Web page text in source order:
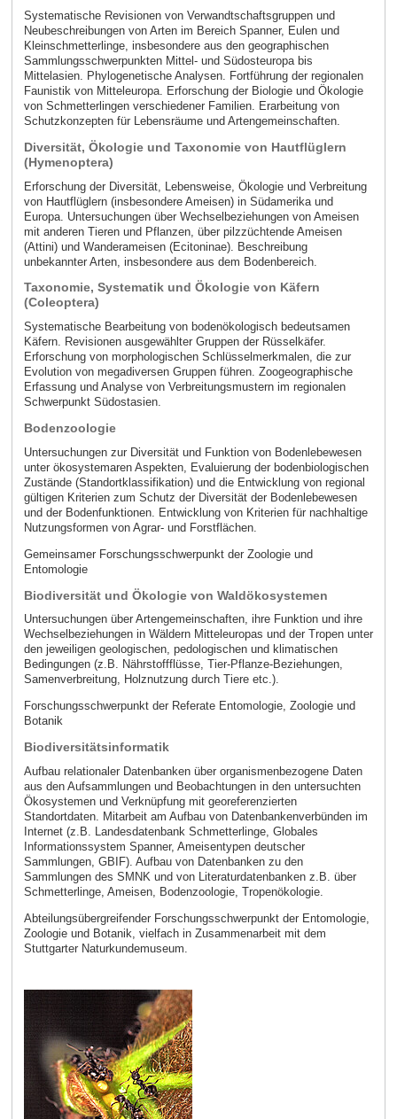
Systematische Revisionen von Verwandtschaftsgruppen und
Neubeschreibungen von Arten im Bereich Spanner, Eulen und
Kleinschmetterlinge, insbesondere aus den geographischen
Sammlungsschwerpunkten Mittel- und Südosteuropa bis
Mittelasien. Phylogenetische Analysen. Fortführung der regionalen
Faunistik von Mitteleuropa. Erforschung der Biologie und Ökologie
von Schmetterlingen verschiedener Familien. Erarbeitung von
Schutzkonzepten für Lebensräume und Artengemeinschaften.
Diversität, Ökologie und Taxonomie von Hautflüglern
(Hymenoptera)
Erforschung der Diversität, Lebensweise, Ökologie und Verbreitung
von Hautflüglern (insbesondere Ameisen) in Südamerika und
Europa. Untersuchungen über Wechselbeziehungen von Ameisen
mit anderen Tieren und Pflanzen, über pilzzüchtende Ameisen
(Attini) und Wanderameisen (Ecitoninae). Beschreibung
unbekannter Arten, insbesondere aus dem Bodenbereich.
Taxonomie, Systematik und Ökologie von Käfern
(Coleoptera)
Systematische Bearbeitung von bodenökologisch bedeutsamen
Käfern. Revisionen ausgewählter Gruppen der Rüsselkäfer.
Erforschung von morphologischen Schlüsselmerkmalen, die zur
Evolution von megadiversen Gruppen führen. Zoogeographische
Erfassung und Analyse von Verbreitungsmustern im regionalen
Schwerpunkt Südostasien.
Bodenzoologie
Untersuchungen zur Diversität und Funktion von Bodenlebewesen
unter ökosystemaren Aspekten, Evaluierung der bodenbiologischen
Zustände (Standortklassifikation) und die Entwicklung von regional
gültigen Kriterien zum Schutz der Diversität der Bodenlebewesen
und der Bodenfunktionen. Entwicklung von Kriterien für nachhaltige
Nutzungsformen von Agrar- und Forstflächen.
Gemeinsamer Forschungsschwerpunkt der Zoologie und
Entomologie
Biodiversität und Ökologie von Waldökosystemen
Untersuchungen über Artengemeinschaften, ihre Funktion und ihre
Wechselbeziehungen in Wäldern Mitteleuropas und der Tropen unter
den jeweiligen geologischen, pedologischen und klimatischen
Bedingungen (z.B. Nährstoffflüsse, Tier-Pflanze-Beziehungen,
Samenverbreitung, Holznutzung durch Tiere etc.).
Forschungsschwerpunkt der Referate Entomologie, Zoologie und
Botanik
Biodiversitätsinformatik
Aufbau relationaler Datenbanken über organismenbezogene Daten
aus den Aufsammlungen und Beobachtungen in den untersuchten
Ökosystemen und Verknüpfung mit georeferenzierten
Standortdaten. Mitarbeit am Aufbau von Datenbankenverbünden im
Internet (z.B. Landesdatenbank Schmetterlinge, Globales
Informationssystem Spanner, Ameisentypen deutscher
Sammlungen, GBIF). Aufbau von Datenbanken zu den
Sammlungen des SMNK und von Literaturdatenbanken z.B. über
Schmetterlinge, Ameisen, Bodenzoologie, Tropenökologie.
Abteilungsübergreifender Forschungsschwerpunkt der Entomologie,
Zoologie und Botanik, vielfach in Zusammenarbeit mit dem
Stuttgarter Naturkundemuseum.